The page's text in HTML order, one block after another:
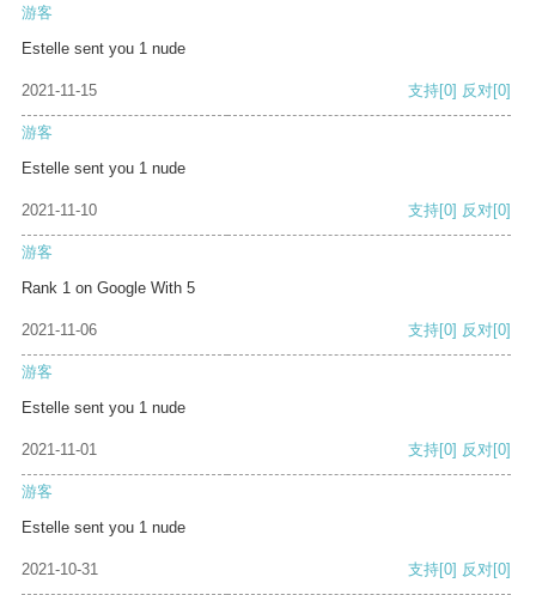
游客
Estelle sent you 1 nude
2021-11-15 支持[0] 反对[0]
游客
Estelle sent you 1 nude
2021-11-10 支持[0] 反对[0]
游客
Rank 1 on Google With 5
2021-11-06 支持[0] 反对[0]
游客
Estelle sent you 1 nude
2021-11-01 支持[0] 反对[0]
游客
Estelle sent you 1 nude
2021-10-31 支持[0] 反对[0]